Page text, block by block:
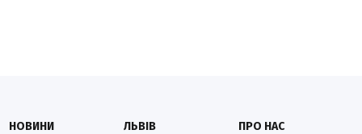
НОВИНИ
ЛЬВІВ
ПРО НАС